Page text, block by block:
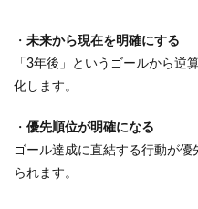
・ 未来から現在を明確にする
「3年後」というゴールから逆
化します。
・ 優先順位が明確になる
ゴール達成に直結する行動が
られます。